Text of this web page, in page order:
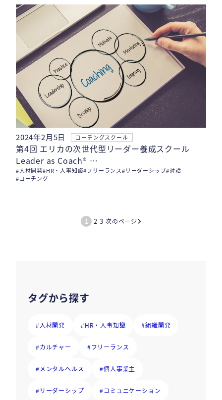
第4回 エリカの次世代型リーダー養成スクール
Leader as Coach® …
2024年2月5日 コーチングスクール
#人材開発#HR・人事知識#フリーランス#リーダーシップ#対話
#コーチング
1 2 3 次のページ
タグから探す
#人材開発 #HR・人事知識 #組織開発
#カルチャー #フリーランス
#メンタルヘルス #個人事業主
#リーダーシップ #コミュニケーション